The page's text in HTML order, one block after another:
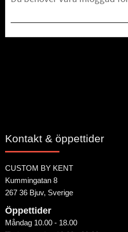
Kontakt & öppettider
CUSTOM BY KENT
Kummingatan 8
267 36 Bjuv, Sverige
Öppettider
Måndag 10.00 - 18.00